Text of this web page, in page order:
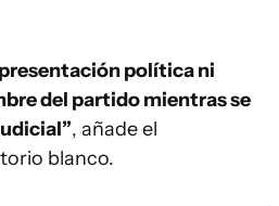
política ni
del partido mientras se
, añade el
blanco.